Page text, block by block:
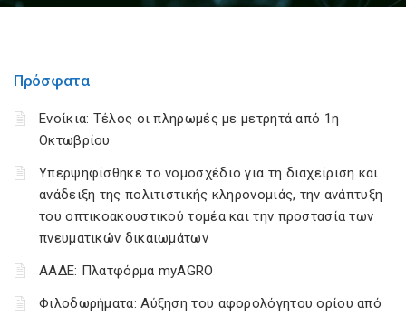
Πρόσφατα
Ενοίκια: Τέλος οι πληρωμές με μετρητά από 1η
Οκτωβρίου
Υπερψηφίσθηκε το νομοσχέδιο για τη διαχείριση και
ανάδειξη της πολιτιστικής κληρονομιάς, την ανάπτυξη
του οπτικοακουστικού τομέα και την προστασία των
πνευματικών δικαιωμάτων
ΑΑΔΕ: Πλατφόρμα myAGRO
Φιλοδωρήματα: Αύξηση του αφορολόγητου ορίου από